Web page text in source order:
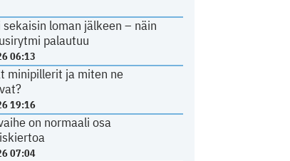
loman jälkeen – näin
palautuu
06:13
minipillerit ja miten ne
19:16
on normaali osa
07:04